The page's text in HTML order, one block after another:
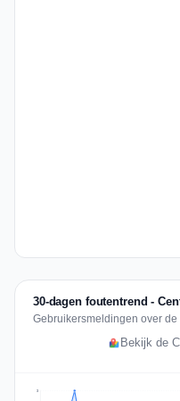
30-dagen foutentrend -
Gebruikersmeldingen over
Bekijk de
3